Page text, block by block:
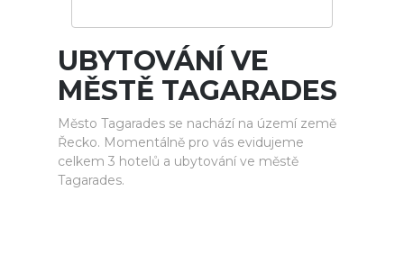
UBYTOVÁNÍ VE
MĚSTĚ TAGARADES
Město Tagarades se nachází na území země
Řecko. Momentálně pro vás evidujeme
celkem 3 hotelů a ubytování ve městě
Tagarades.